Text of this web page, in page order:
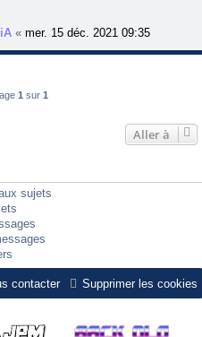
« mer. 15 déc. 2021 09:35
1 sur 1
Aller à
sujets
Supprimer les cookies
contacter